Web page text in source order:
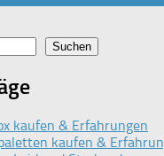
Suchen
kaufen & Erfahrungen
kaufen &